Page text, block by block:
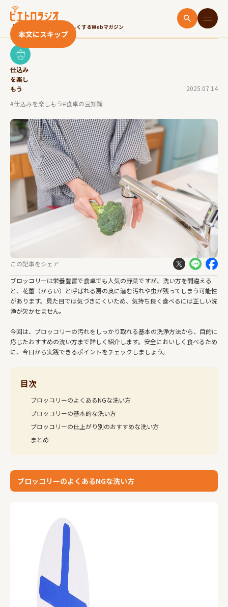
「いただきます！」をたのしくするWebマガジン
本文にスキップ
ブロッコリーの洗い方、間違ってない？汚れがし
っかり取れる洗い方を紹介！
仕込み
を楽し
もう
2025.07.14
#仕込みを楽しもう#食卓の豆知識
この記事をシェア
ブロッコリーは栄養豊富で食卓でも人気の野菜ですが、洗い方を間違える
と、花蕾（からい）と呼ばれる房の奥に潜む汚れや虫が残ってしまう可能性
があります。見た目では気づきにくいため、気持ち良く食べるには正しい洗
浄が欠かせません。
今回は、ブロッコリーの汚れをしっかり取れる基本の洗浄方法から、目的に
応じたおすすめの洗い方まで詳しく紹介します。安全においしく食べるため
に、今日から実践できるポイントをチェックしましょう。
目次
ブロッコリーのよくあるNGな洗い方
ブロッコリーの基本的な洗い方
ブロッコリーの仕上がり別のおすすめな洗い方
まとめ
ブロッコリーのよくあるNGな洗い方